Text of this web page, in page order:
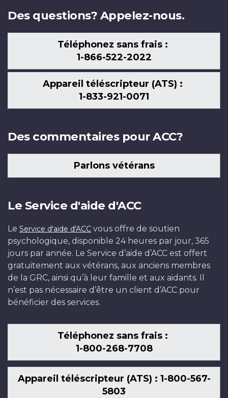
Des questions? Appelez-nous.
Téléphonez sans frais :
1-866-522-2022
Appareil téléscripteur (ATS) :
1-833-921-0071
Des commentaires pour ACC?
Parlons vétérans
Le Service d'aide d'ACC
Le Service d'aide d'ACC vous offre de soutien
psychologique, disponible 24 heures par jour, 365
jours par année. Le Service d’aide d’ACC est offert
gratuitement aux vétérans, aux anciens membres
de la GRC, ainsi qu’à leur famille et aux aidants. Il
n’est pas nécessaire d’être un client d’ACC pour
bénéficier des services.
Téléphonez sans frais :
1-800-268-7708
Appareil téléscripteur (ATS) : 1-800-567-
5803